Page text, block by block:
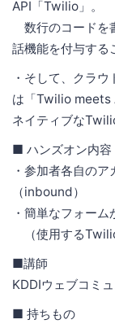
API「Twilio」。
数行のコードを
話機能を付与する
・そして、クラ
は「Twilio meets
ネイティブな
■ ハンズオン内容
・参加者各自の
（inbound）
・簡単なフォー
（使用する
■講師
KDDIウェブコミ
■ 持ちもの